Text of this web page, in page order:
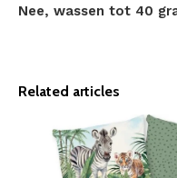
Nee, wassen tot 40
Related articles